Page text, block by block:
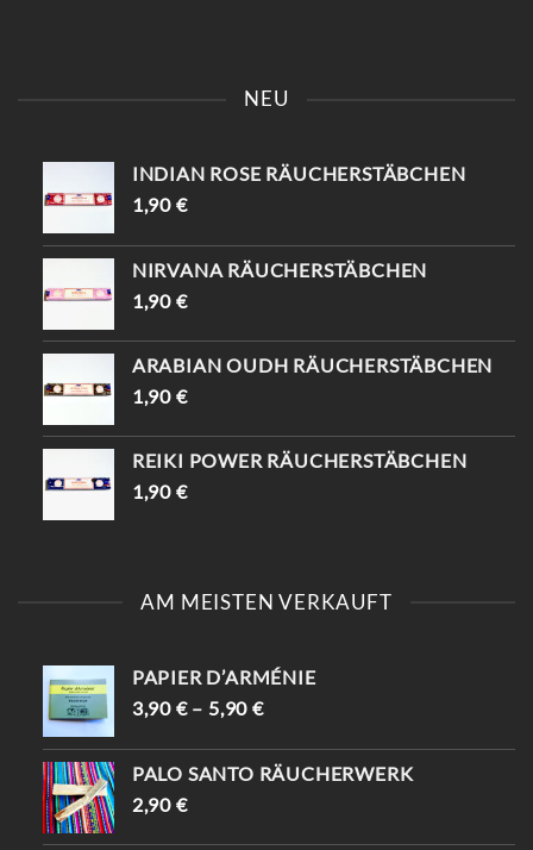
NEU
INDIAN ROSE RÄUCHERSTÄBCHEN
1,90 €
NIRVANA RÄUCHERSTÄBCHEN
1,90 €
ARABIAN OUDH RÄUCHERSTÄBCHEN
1,90 €
REIKI POWER RÄUCHERSTÄBCHEN
1,90 €
AM MEISTEN VERKAUFT
PAPIER D’ARMÉNIE
3,90 €– 5,90€
PALO SANTO RÄUCHERWERK
2,90 €